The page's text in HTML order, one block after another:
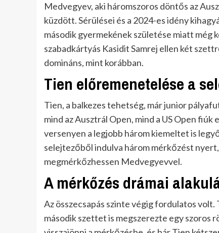
Medvegyev, aki háromszoros döntős az
küzdött. Sérülései és a 2024-es idény
második gyermekének születése miatt még
szabadkártyás Kasidit Samrej ellen két
domináns, mint korábban.
Tien előremenetelése a
Tien, a balkezes tehetség, már junior
mind az Ausztrál Open, mind a US Open
versenyen a legjobb három kiemeltet is
selejtezőből indulva három mérkőzést
megmérkőzhessen Medvegyevvel.
A mérkőzés drámai
Az összecsapás szinte végig fordulatos
második szettet is megszerezte egy